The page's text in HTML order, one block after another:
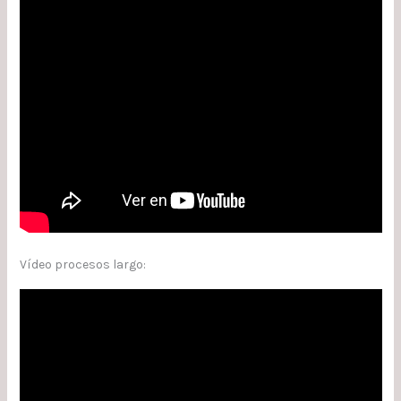
Vídeo procesos largo: